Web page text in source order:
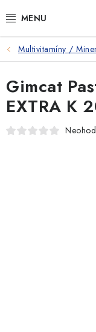
na
PSI
KOČKY
KONĚ
Multivitamíny /
Gimcat
EXTRA K